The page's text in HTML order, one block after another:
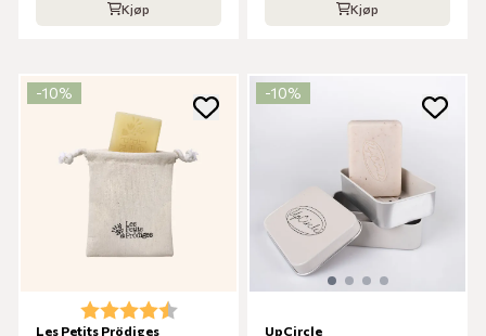
Kjøp Kjøp
-10%
Karakter: 4.8 av 5 mulige
Les Petits Prödiges
-10%
UpCircle